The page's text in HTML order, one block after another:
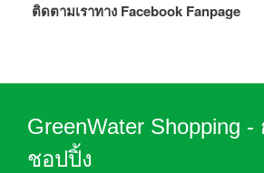
ติดตามเราทาง Facebook Fanpage
GreenWater Shopping -
ชอปปิ้ง